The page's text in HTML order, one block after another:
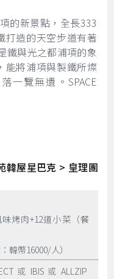
的新景點，全長333
打造的天空步道有著
鐵與光之都浦項的象
能將浦項與製鐵所燦
一覽無遺。SPACE
韓屋星巴克 > 皇理團
烤肉+12道小菜（餐
韓幣16000/人）
或 IBIS 或 ALLZIP